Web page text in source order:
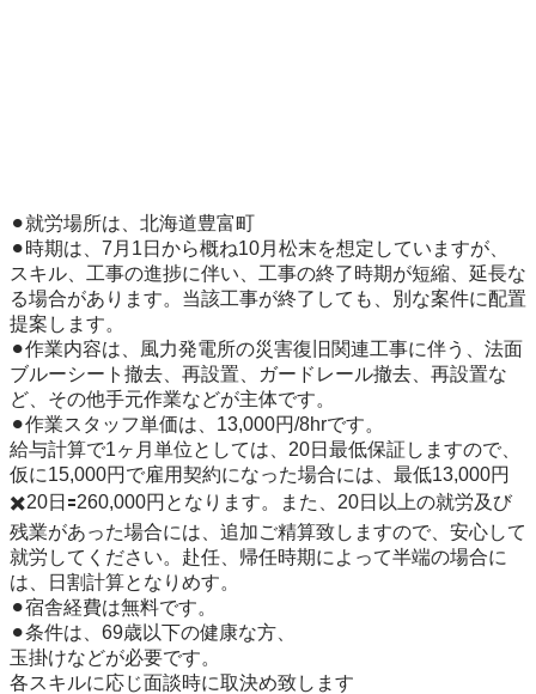
⚫︎就労場所は、北海道豊富町
⚫︎時期は、7月1日から概ね10月松末を想定していますが、
スキル、工事の進捗に伴い、工事の終了時期が短縮、延長な
る場合があります。当該工事が終了しても、別な案件に配置
提案します。
⚫︎作業内容は、風力発電所の災害復旧関連工事に伴う、法面
ブルーシート撤去、再設置、ガードレール撤去、再設置な
ど、その他手元作業などが主体です。
⚫︎作業スタッフ単価は、13,000円/8hrです。
給与計算で1ヶ月単位としては、20日最低保証しますので、
仮に15,000円で雇用契約になった場合には、最低13,000円
✖️20日🟰260,000円となります。また、20日以上の就労及び
残業があった場合には、追加ご精算致しますので、安心して
就労してください。赴任、帰任時期によって半端の場合に
は、日割計算となりめす。
⚫︎宿舎経費は無料です。
⚫︎条件は、69歳以下の健康な方、
玉掛けなどが必要です。
各スキルに応じ面談時に取決め致します